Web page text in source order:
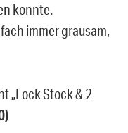
konnte.
immer grausam,
„Lock Stock & 2